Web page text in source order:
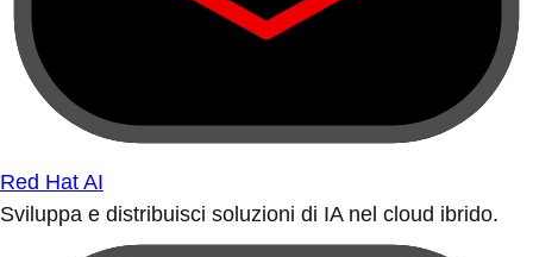
Red Hat AI
Sviluppa e distribuisci soluzioni di IA nel cloud ibrido.